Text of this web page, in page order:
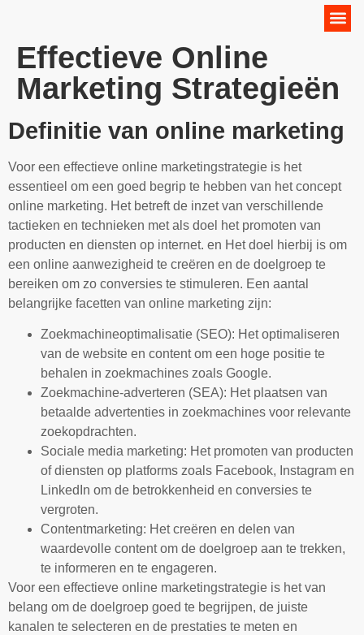
Effectieve Online
Marketing Strategieën
Definitie van online marketing
Voor een effectieve online marketingstrategie is het
essentieel om een goed begrip te hebben van het concept
online marketing. Het betreft de inzet van verschillende
tactieken en technieken met als doel het promoten van
producten en diensten op internet. en Het doel hierbij is om
een online aanwezigheid te creëren en de doelgroep te
bereiken om zo conversies te stimuleren. Een aantal
belangrijke facetten van online marketing zijn:
Zoekmachineoptimalisatie (SEO): Het optimaliseren
van de website en content om een hoge positie te
behalen in zoekmachines zoals Google.
Zoekmachine-adverteren (SEA): Het plaatsen van
betaalde advertenties in zoekmachines voor relevante
zoekopdrachten.
Sociale media marketing: Het promoten van producten
of diensten op platforms zoals Facebook, Instagram en
LinkedIn om de betrokkenheid en conversies te
vergroten.
Contentmarketing: Het creëren en delen van
waardevolle content om de doelgroep aan te trekken,
te informeren en te engageren.
Voor een effectieve online marketingstrategie is het van
belang om de doelgroep goed te begrijpen, de juiste
kanalen te selecteren en de prestaties te meten en